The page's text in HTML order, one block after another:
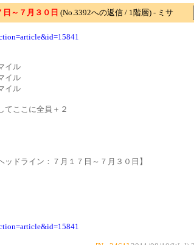
～７月３０日 (No.3392への返信 / 1階層) - ミサ
イル
イル
イル
てここに全員＋２
ッドライン：７月１７日～７月３０日】